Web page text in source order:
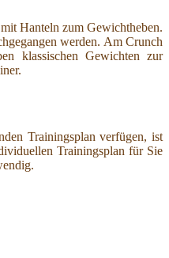
Hanteln zum Gewichtheben.
werden. Am Crunch
klassischen Gewichten zur
Trainingsplan verfügen, ist
Trainingsplan für Sie